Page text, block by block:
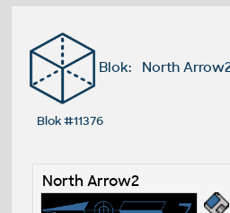
Blok: North
Blok #11376
North Arrow2